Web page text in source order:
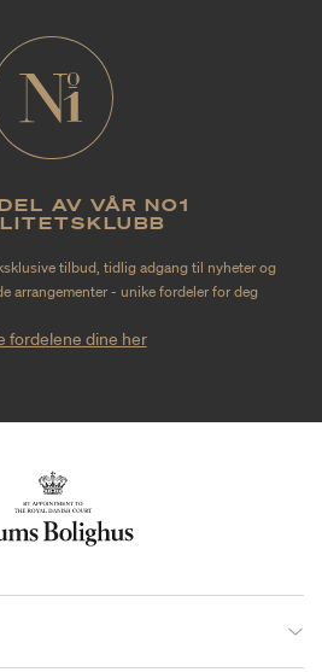
AV VÅR NO1
tilbud, tidlig adgang til nyheter og
arrangementer - unike fordeler for deg
fordelene dine her